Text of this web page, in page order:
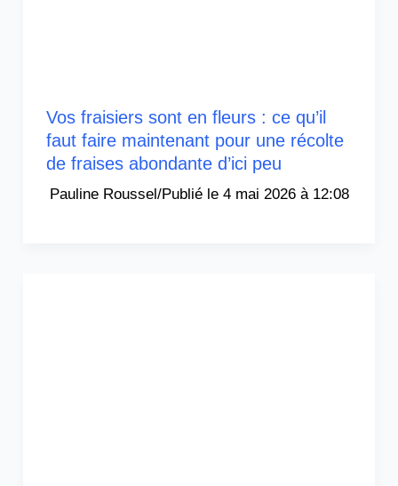
Vos fraisiers sont en fleurs : ce qu’il
faut faire maintenant pour une récolte
de fraises abondante d’ici peu
Pauline Roussel/ 4 mai 2026 à 12:08